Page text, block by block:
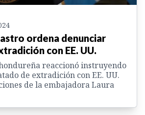
ordena denunciar
con EE. UU.
reaccionó instruyendo
de extradición con EE. UU.
de la embajadora Laura